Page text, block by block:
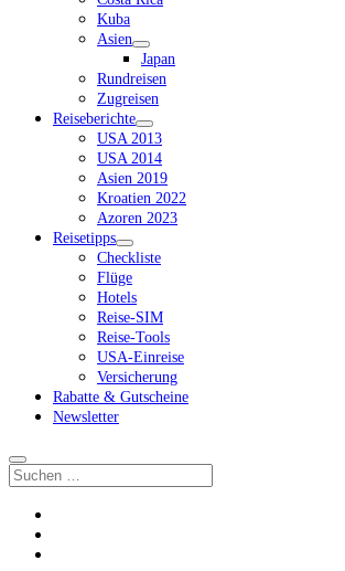
Kuba
Asien
Dropdown-
Menü
öffnen
Japan
Rundreisen
Zugreisen
Reiseberichte
Dropdown-
Menü
öffnen
USA 2013
USA 2014
Asien 2019
Kroatien 2022
Azoren 2023
Reisetipps
Dropdown-
Menü
öffnen
Checkliste
Flüge
Hotels
Reise-SIM
Reise-Tools
USA-Einreise
Versicherung
Rabatte & Gutscheine
Newsletter
Suchen